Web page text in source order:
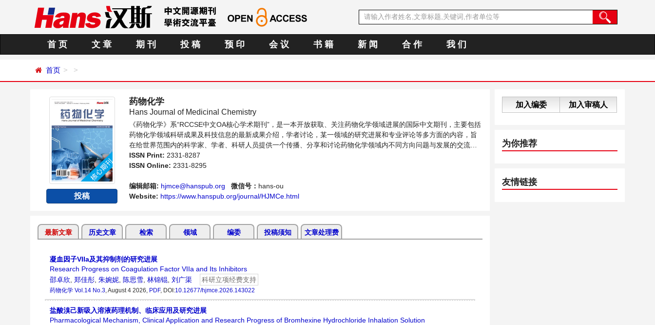
首 页 文 章 期 刊 投 稿 预 印 会 议 书 籍 新 闻 合 作 我 们
首页
投稿
药物化学
Hans Journal of Medicinal Chemistry
《药物化学》系“RCCSE中文OA核心学术期刊”，是一本开放获取、关注药物化学领域进展的国际中文期刊，主要包括
药物化学领域科研成果及科技信息的最新成果介绍，学者讨论，某一领域的研究进展和专业评论等多方面的内容，旨
在给世界范围内的科学家、学者、科研人员提供一个传播、分享和讨论药物化学领域内不同方向问题与发展的交流平
台。
ISSN Print: 2331-8287
ISSN Online: 2331-8295
编辑邮箱: hjmce@hanspub.org 微信号： hans-ou
Website: https://www.hanspub.org/journal/HJMCe.html
最新文章 历史文章 检索 领域 编委 投稿须知 文章处理费
凝血因子VIIa及其抑制剂的研究进展
Research Progress on Coagulation Factor VIIa and Its Inhibitors
邵卓欣, 郑佳彤, 朱婉妮, 陈思雪, 林锦锟, 刘广渠 科研立项经费支持
药物化学 Vol.14 No.3, August 4 2026, PDF, DOI:10.12677/hjmce.2026.143022
盐酸溴己新吸入溶液药理机制、临床应用及研究进展
Pharmacological Mechanism, Clinical Application and Research Progress of Bromhexine Hydrochloride Inhalation Solution
加入编委 加入审稿人
为你推荐
友情链接